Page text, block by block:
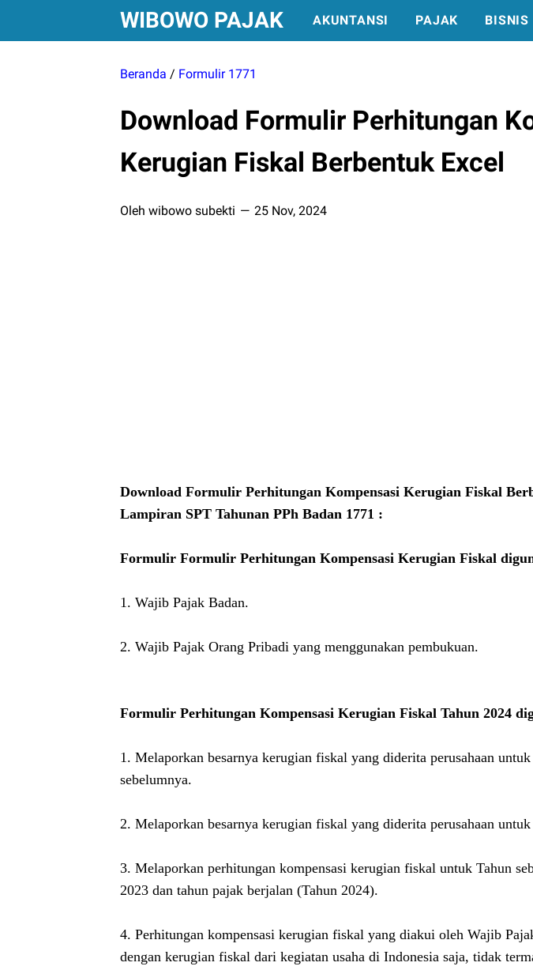
WIBOWO PAJAK AKUNTANSI PAJAK BISNIS
Beranda / Formulir 1771
Download Formulir Perhitungan
Kerugian Fiskal Berbentuk Excel
Oleh wibowo subekti 25 Nov, 2024
Download Formulir Perhitungan Kompensasi Kerugian Fiskal
Lampiran SPT Tahunan PPh Badan 1771 :
Formulir Formulir Perhitungan Kompensasi Kerugian Fiskal
1. Wajib Pajak Badan.
2. Wajib Pajak Orang Pribadi yang menggunakan pembukuan.
Formulir Perhitungan Kompensasi Kerugian Fiskal Tahun 2024
1. Melaporkan besarnya kerugian fiskal yang diderita perusahaan
sebelumnya.
2. Melaporkan besarnya kerugian fiskal yang diderita perusahaan
3. Melaporkan perhitungan kompensasi kerugian fiskal untuk Tahun
2023 dan tahun pajak berjalan (Tahun 2024).
4. Perhitungan kompensasi kerugian fiskal yang diakui oleh Wajib
dengan kerugian fiskal dari kegiatan usaha di Indonesia saja, tidak